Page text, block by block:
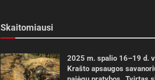
Skaitomiausi
2025 m. spalio 16–19 d.
Krašto apsaugos